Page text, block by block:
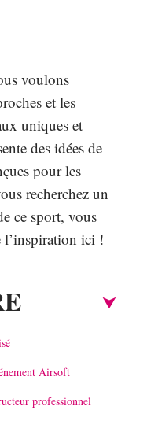
voulons
et les
uniques et
des idées de
pour les
recherchez un
ce sport, vous
l’inspiration ici !
Airsoft
professionnel